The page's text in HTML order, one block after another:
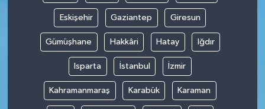
Eskişehir Gaziantep Giresun
Gümüşhane Hakkâri Hatay Iğdır
Isparta İstanbul İzmir
Kahramanmaraş Karabük Karaman